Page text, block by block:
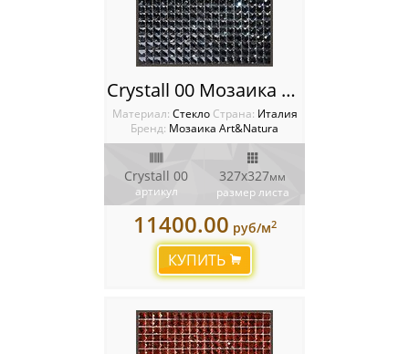
Crystall 00 Мозаика Art Natura
Материал: Стекло Cтрана: Италия
Бренд: Мозаика Art&Natura
Crystall 00
артикул
327х327мм
размер листа
11400.00 руб/м2
КУПИТЬ